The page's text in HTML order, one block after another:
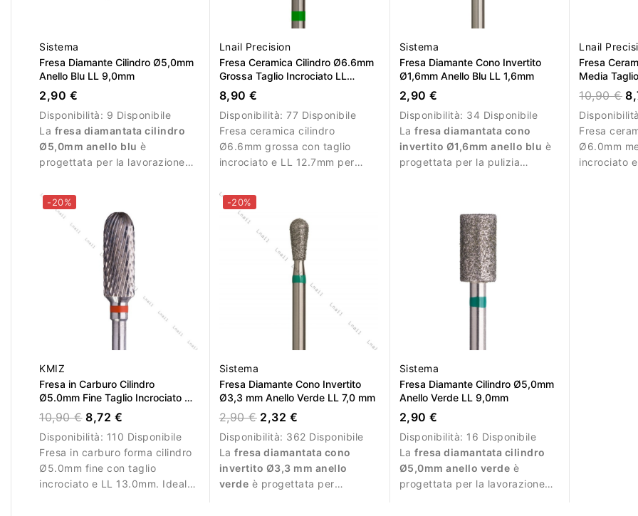
Sistema
Fresa Diamante Cilindro Ø5,0mm
Anello Blu LL 9,0mm
2,90 €
Disponibilità: 9 Disponibile
La fresa diamantata cilindro
Ø5,0mm anello blu è
progettata per la lavorazione
dell’unghia durante la
manicure.
Lnail Precision
Fresa Ceramica Cilindro Ø6.6mm
Grossa Taglio Incrociato LL
12.7mm L/R
8,90 €
Disponibilità:77 Disponibile
Fresa ceramica cilindro
Ø6.6mm grossa con taglio
incrociato e LL 12.7mm per
materiale.
Sistema
Fresa Diamante Cono Invertito
Ø1,6mm Anello Blu LL 1,6mm
2,90 €
Disponibilità: 34 Disponibile
Lafresa diamantata cono
invertito Ø1,6mm anello blu è
progettata per la pulizia
Lnail
Fresa
Media
14.5mm L/R
10,90 €
Fresa
Ø6.0mm
incrociato
-20%
KMIZ
Fresa in Carburo Cilindro
Ø5.0mm Fine Taglio Incrociato LL
13.0mm
10,90 € 8,72 €
Disponibilità: 110 Disponibile
Fresa in carburo forma cilindro
Ø5.0mm fine con taglio
incrociato e LL 13.0mm. Ideale
-20%
Sistema
Fresa Diamante Cono Invertito
Ø3,3 mm Anello Verde LL 7,0 mm
2,90 € 2,32 €
Disponibilità: 362 Disponibile
Lafresa diamantata cono
invertito Ø3,3 mm anello
verde è progettata per
Sistema
Fresa Diamante Cilindro Ø5,0mm
Anello Verde LL 9,0mm
2,90 €
Disponibilità: 16 Disponibile
Lafresa diamantata cilindro
Ø5,0mm anello verde è
progettata per la lavorazione